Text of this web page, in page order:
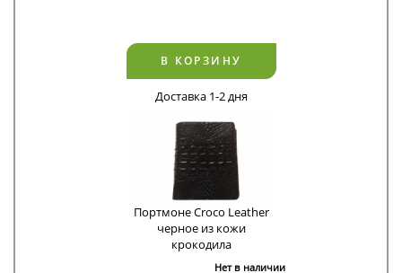
В КОРЗИНУ
Доставка 1-2 дня
Портмоне Croco Leather
черное из кожи
крокодила
Нет в наличии